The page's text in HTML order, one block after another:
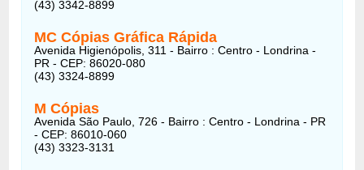
(43) 3342-8899
MC Cópias Gráfica Rápida
Avenida Higienópolis, 311 - Bairro : Centro - Londrina -
PR - CEP: 86020-080
(43) 3324-8899
M Cópias
Avenida São Paulo, 726 - Bairro : Centro - Londrina - PR
- CEP: 86010-060
(43) 3323-3131